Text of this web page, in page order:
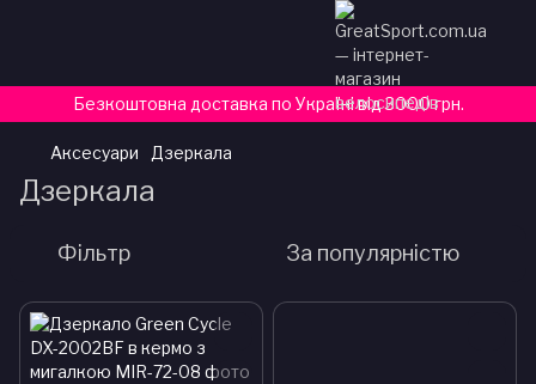
Безкоштовна доставка по Україні від 3000 грн.
Аксесуари Дзеркала
Дзеркала
Фільтр За популярністю